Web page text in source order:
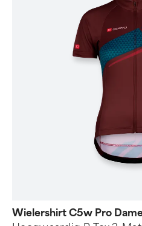
Wielershirt C5w Pro